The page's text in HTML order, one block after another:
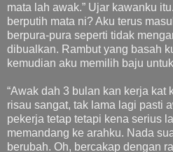
mata lah awak.” Ujar kawanku
berputih mata ni? Aku terus
berpura-pura seperti tidak
dibualkan. Rambut yang basah
kemudian aku memilih baju
“Awak dah 3 bulan kan kerja kat
risau sangat, tak lama lagi pasti
pekerja tetap tetapi kena serius
memandang ke arahku. Nada
berubah. Oh, bercakap dengan